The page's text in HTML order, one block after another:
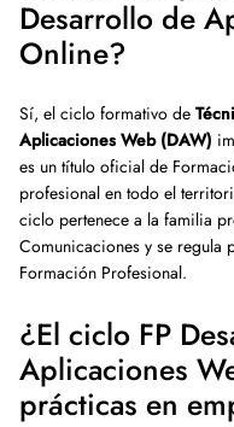
Desarrollo de
Online?
Sí, el ciclo formativo de
Aplicaciones Web (DAW)
es un título oficial de
profesional en todo el
ciclo pertenece a la familia
Comunicaciones y se regula
Formación Profesional.
¿El ciclo FP
Aplicaciones
prácticas en